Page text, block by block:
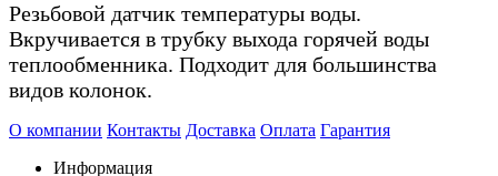
Резьбовой датчик температуры воды.
Вкручивается в трубку выхода горячей воды
теплообменника. Подходит для большинства
видов колонок.
О компании Контакты Доставка Оплата Гарантия
Информация